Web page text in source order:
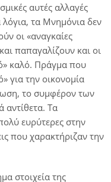
αυτές αλλαγές
τα Μνημόνια δεν
οι «αναγκαίες
παπαγαλίζουν και οι
καλό. Πράγμα που
για την οικονομία
το συμφέρον των
αντίθετα. Τα
ευρύτερες στην
που χαρακτήριζαν την
στοιχεία της